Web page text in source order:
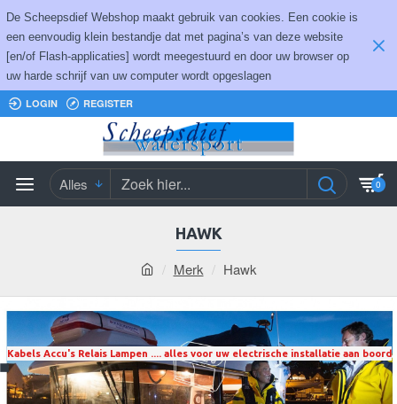
De Scheepsdief Webshop maakt gebruik van cookies. Een cookie is
een eenvoudig klein bestandje dat met pagina’s van deze website
[en/of Flash-applicaties] wordt meegestuurd en door uw browser op
uw harde schrijf van uw computer wordt opgeslagen
LOGIN REGISTER
Alles 0
Merk Hawk
HAWK
Kabels Accu's Relais Lampen .... alles voor uw electrische installatie aan boord